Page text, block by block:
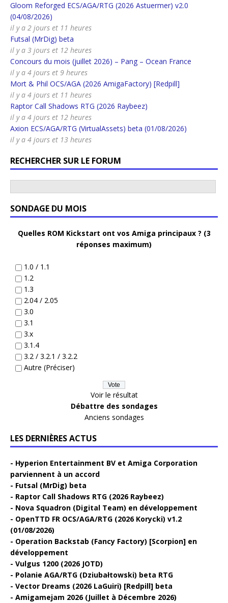
Gloom Reforged ECS/AGA/RTG (2026 Astuermer) v2.0
(04/08/2026)
il y a 2 jours et 11 heures
Futsal (MrDig) beta
il y a 3 jours et 12 heures
Concours du mois (juillet 2026) – Pang – Ocean France
il y a 4 jours et 9 heures
Mort & Phil OCS/AGA (2026 AmigaFactory) [Redpill]
il y a 4 jours et 11 heures
Raptor Call Shadows RTG (2026 Raybeez)
il y a 4 jours et 12 heures
Axion ECS/AGA/RTG (VirtualAssets) beta (01/08/2026)
il y a 4 jours et 13 heures
RECHERCHER SUR LE FORUM
SONDAGE DU MOIS
Quelles ROM Kickstart ont vos Amiga principaux ? (3
réponses maximum)
1.0 / 1.1
1.2
1.3
2.04 / 2.05
3.0
3.1
3.x
3.1.4
3.2 / 3.2.1 / 3.2.2
Autre (Préciser)
Voir le résultat
Débattre des sondages
Anciens sondages
LES DERNIÈRES ACTUS
Hyperion Entertainment BV et Amiga Corporation
parviennent à un accord
Futsal (MrDig) beta
Raptor Call Shadows RTG (2026 Raybeez)
Nova Squadron (Digital Team) en développement
OpenTTD FR OCS/AGA/RTG (2026 Korycki) v1.2
(01/08/2026)
Operation Backstab (Fancy Factory) [Scorpion] en
développement
Vulgus 1200 (2026 JOTD)
Polanie AGA/RTG (Dziubałtowski) beta RTG
Vector Dreams (2026 LaGuiri) [Redpill] beta
Amigamejam 2026 (Juillet à Décembre 2026)